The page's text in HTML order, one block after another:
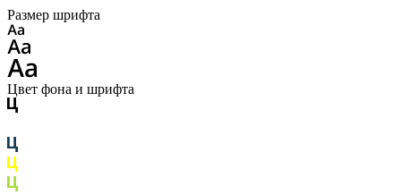
Размер шрифта
Цвет фона и шрифта